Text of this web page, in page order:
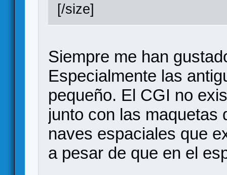
[/size]
Siempre me han
Especialmente las
pequeño. El CGI no
junto con las maquetas
naves espaciales que
a pesar de que en el